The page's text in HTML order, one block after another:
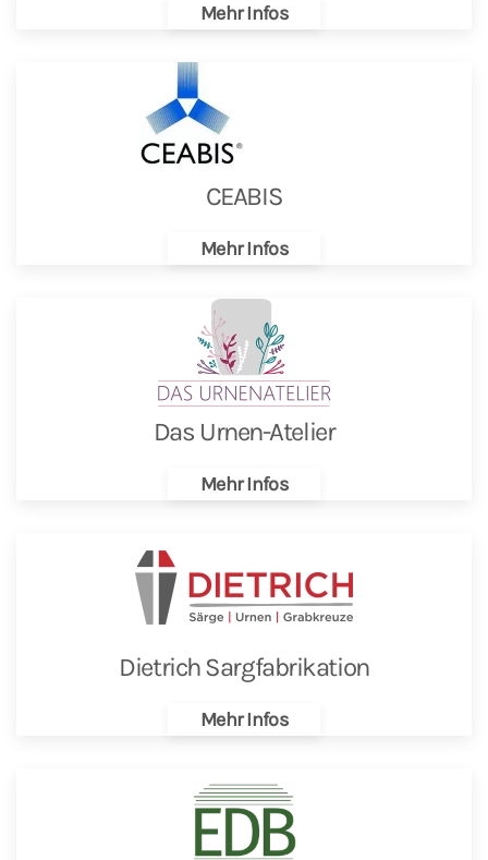
Mehr Infos
CEABIS
Mehr Infos
Das Urnen-Atelier
Mehr Infos
Dietrich Sargfabrikation
Mehr Infos